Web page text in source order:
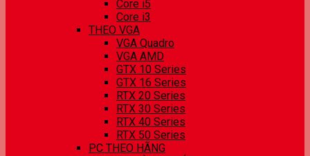
Core i5
Core i3
THEO VGA
VGA Quadro
VGA AMD
GTX 10 Series
GTX 16 Series
RTX 20 Series
RTX 30 Series
RTX 40 Series
RTX 50 Series
PC THEO HÃNG